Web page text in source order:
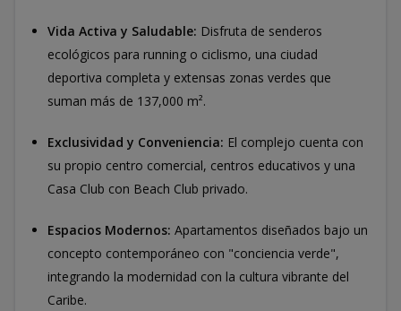
Vida Activa y Saludable: Disfruta de senderos
ecológicos para running o ciclismo, una ciudad
deportiva completa y extensas zonas verdes que
suman más de 137,000 m².
Exclusividad y Conveniencia: El complejo cuenta con
su propio centro comercial, centros educativos y una
Casa Club con Beach Club privado.
Espacios Modernos: Apartamentos diseñados bajo un
concepto contemporáneo con "conciencia verde",
integrando la modernidad con la cultura vibrante del
Caribe.